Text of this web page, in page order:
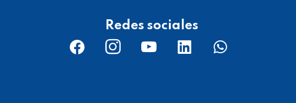
Redes sociales